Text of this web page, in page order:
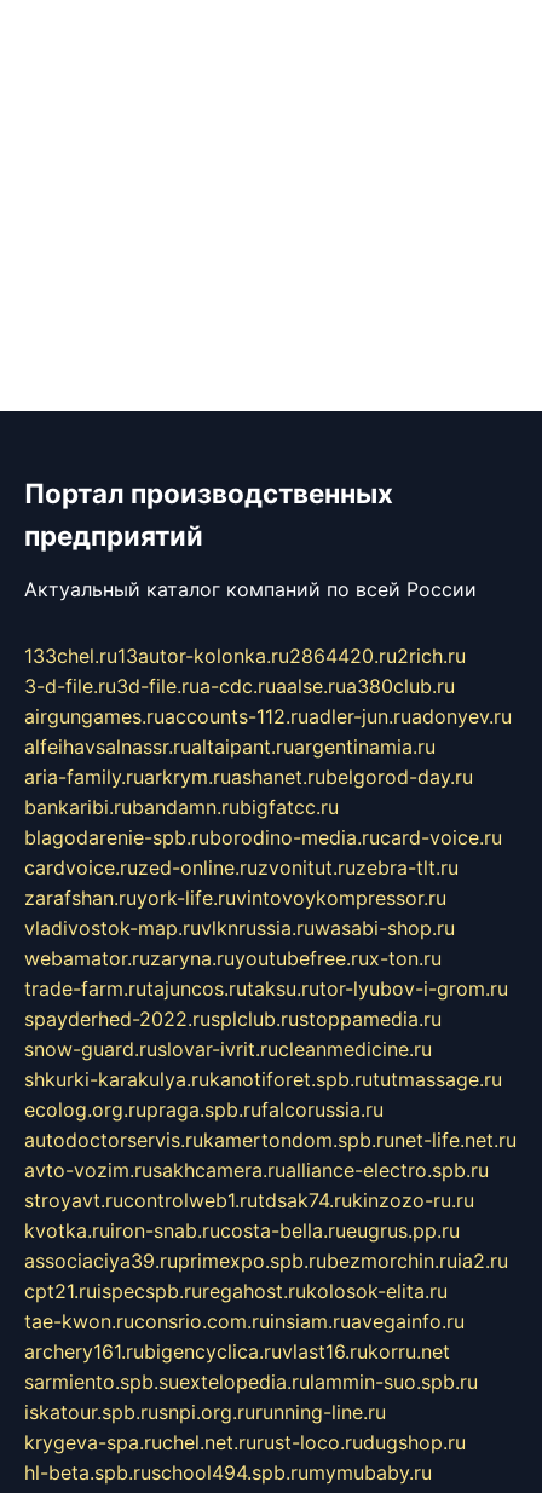
Портал производственных
предприятий
Актуальный каталог компаний по всей России
133chel.ru13autor-kolonka.ru2864420.ru2rich.ru
3-d-file.ru3d-file.rua-cdc.ruaalse.rua380club.ru
airgungames.ruaccounts-112.ruadler-jun.ruadonyev.ru
alfeihavsalnassr.rualtaipant.ruargentinamia.ru
aria-family.ruarkrym.ruashanet.rubelgorod-day.ru
bankaribi.rubandamn.rubigfatcc.ru
blagodarenie-spb.ruborodino-media.rucard-voice.ru
cardvoice.ruzed-online.ruzvonitut.ruzebra-tlt.ru
zarafshan.ruyork-life.ruvintovoykompressor.ru
vladivostok-map.ruvlknrussia.ruwasabi-shop.ru
webamator.ruzaryna.ruyoutubefree.rux-ton.ru
trade-farm.rutajuncos.rutaksu.rutor-lyubov-i-grom.ru
spayderhed-2022.rusplclub.rustoppamedia.ru
snow-guard.ruslovar-ivrit.rucleanmedicine.ru
shkurki-karakulya.rukanotiforet.spb.rututmassage.ru
ecolog.org.rupraga.spb.rufalcorussia.ru
autodoctorservis.rukamertondom.spb.runet-life.net.ru
avto-vozim.rusakhcamera.rualliance-electro.spb.ru
stroyavt.rucontrolweb1.rutdsak74.rukinzozo-ru.ru
kvotka.ruiron-snab.rucosta-bella.rueugrus.pp.ru
associaciya39.ruprimexpo.spb.rubezmorchin.ruia2.ru
cpt21.ruispecspb.ruregahost.rukolosok-elita.ru
tae-kwon.ruconsrio.com.ruinsiam.ruavegainfo.ru
archery161.rubigencyclica.ruvlast16.rukorru.net
sarmiento.spb.suextelopedia.rulammin-suo.spb.ru
iskatour.spb.rusnpi.org.rurunning-line.ru
krygeva-spa.ruchel.net.rurust-loco.rudugshop.ru
hl-beta.spb.ruschool494.spb.rumymubaby.ru